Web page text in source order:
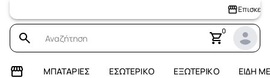
0
ΜΠΑΤΑΡΊΕΣ ΕΣΩΤΕΡΙΚΌ ΕΞΩΤΕΡΙΚΌ ΕΊΔΗ